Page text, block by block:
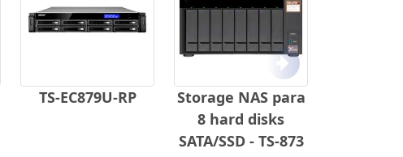
TS-EC879U-RP
Storage NAS para
8 hard disks
SATA/SSD - TS-873
Próximo